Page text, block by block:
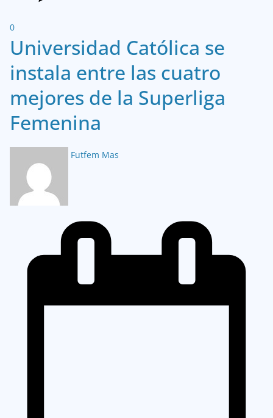
0
Universidad Católica se
instala entre las cuatro
mejores de la Superliga
Femenina
Futfem Mas